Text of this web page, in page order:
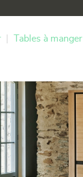
Tables à manger